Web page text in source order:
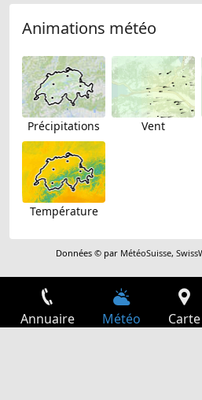
Animations météo
Précipitations Vent
Température
Données © par MétéoSuisse,
Annuaire Météo Carte